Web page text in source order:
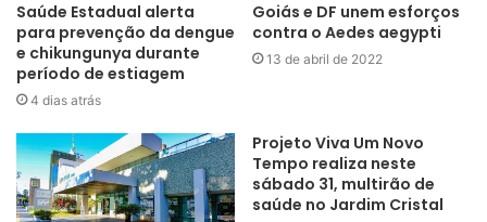
Saúde Estadual alerta
para prevenção da dengue
e chikungunya durante
período de estiagem
4 dias atrás
Goiás e DF unem esforços
contra o Aedes aegypti
13 de abril de 2022
Projeto Viva Um Novo
Tempo realiza neste
sábado 31, multirão de
saúde no Jardim Cristal